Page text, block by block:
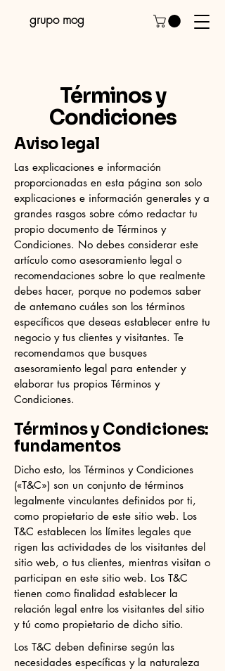
grupo mog
Términos y
Condiciones
Aviso legal
Las explicaciones e información
proporcionadas en esta página son solo
explicaciones e información generales y a
grandes rasgos sobre cómo redactar tu
propio documento de Términos y
Condiciones. No debes considerar este
artículo como asesoramiento legal o
recomendaciones sobre lo que realmente
debes hacer, porque no podemos saber
de antemano cuáles son los términos
específicos que deseas establecer entre tu
negocio y tus clientes y visitantes. Te
recomendamos que busques
asesoramiento legal para entender y
elaborar tus propios Términos y
Condiciones.
Términos y Condiciones:
fundamentos
Dicho esto, los Términos y Condiciones
(«T&C») son un conjunto de términos
legalmente vinculantes definidos por ti,
como propietario de este sitio web. Los
T&C establecen los límites legales que
rigen las actividades de los visitantes del
sitio web, o tus clientes, mientras visitan o
participan en este sitio web. Los T&C
tienen como finalidad establecer la
relación legal entre los visitantes del sitio
y tú como propietario de dicho sitio.
Los T&C deben definirse según las
necesidades específicas y la naturaleza